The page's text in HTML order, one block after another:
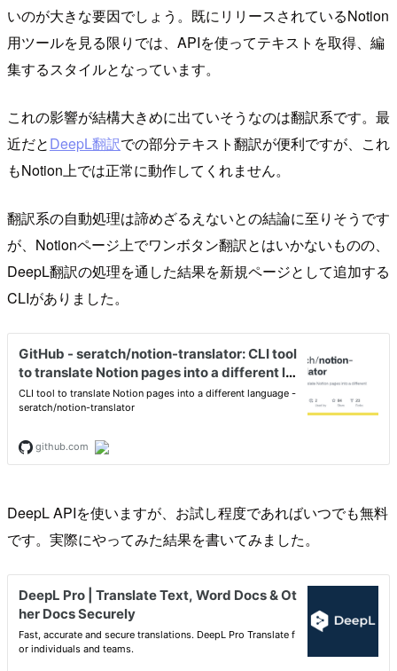
いのが大きな要因でしょう。既にリリースされているNotion
用ツールを見る限りでは、APIを使ってテキストを取得、編
集するスタイルとなっています。
これの影響が結構大きめに出ていそうなのは翻訳系です。最
近だとDeepL翻訳での部分テキスト翻訳が便利ですが、これ
もNotion上では正常に動作してくれません。
翻訳系の自動処理は諦めざるえないとの結論に至りそうです
が、Notionページ上でワンボタン翻訳とはいかないものの、
DeepL翻訳の処理を通した結果を新規ページとして追加する
CLIがありました。
DeepL APIを使いますが、お試し程度であればいつでも無料
です。実際にやってみた結果を書いてみました。